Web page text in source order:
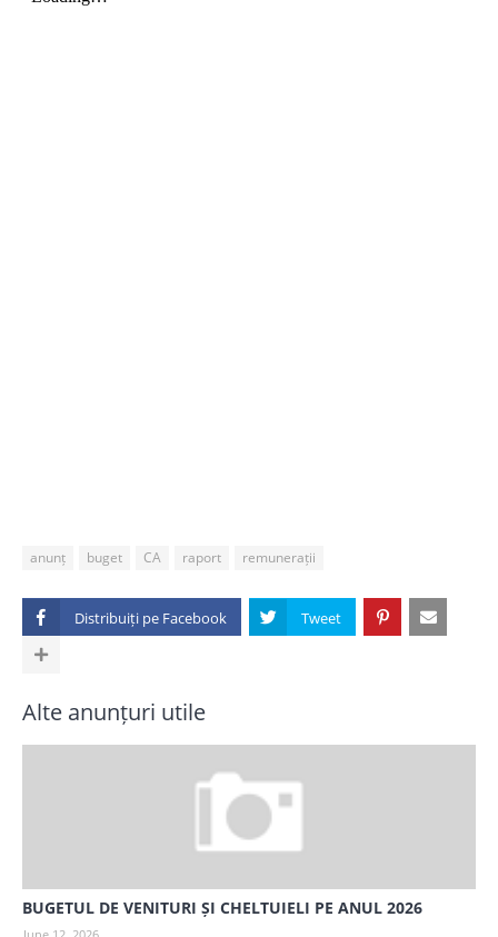
anunț buget CA raport remunerații
Distribuiți pe
Alte anunțuri utile
BUGETUL DE VENITURI ȘI CHELTUIELI PE ANUL 2026